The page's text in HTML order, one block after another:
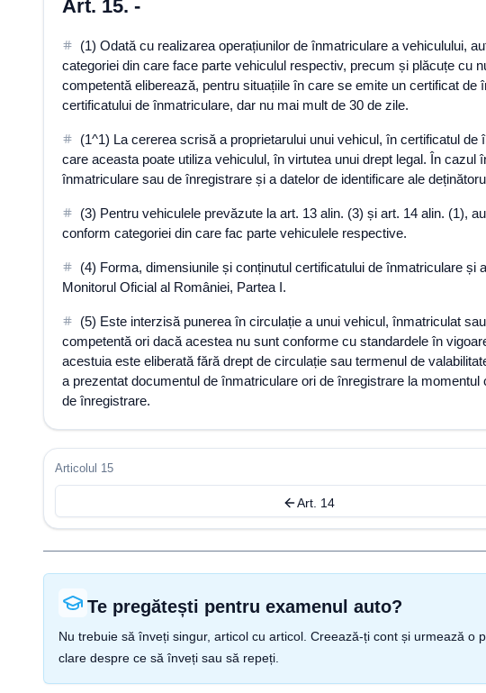
Art. 15. -
(1) Odată cu realizarea operațiunilor de înmatriculare a vehiculului,
categoriei din care face parte vehiculul respectiv, precum și plăcuțe cu
competentă eliberează, pentru situațiile în care se emite un certificat
certificatului de înmatriculare, dar nu mai mult de 30 de zile.
(1^1) La cererea scrisă a proprietarului unui vehicul, în certificatul
care aceasta poate utiliza vehiculul, în virtutea unui drept legal. În
înmatriculare sau de înregistrare și a datelor de identificare ale
(3) Pentru vehiculele prevăzute la art. 13 alin. (3) și art. 14 alin. (1),
conform categoriei din care fac parte vehiculele respective.
(4) Forma, dimensiunile și conținutul certificatului de înmatriculare
Monitorul Oficial al României, Partea I.
(5) Este interzisă punerea în circulație a unui vehicul, înmatriculat
competentă ori dacă acestea nu sunt conforme cu standardele în
acestuia este eliberată fără drept de circulație sau termenul de
a prezentat documentul de înmatriculare ori de înregistrare la
de înregistrare.
Articolul 15
Art. 14
Te pregătești pentru examenul auto?
Nu trebuie să înveți singur, articol cu articol. Creează-ți cont și urmează
clare despre ce să înveți sau să repeți.